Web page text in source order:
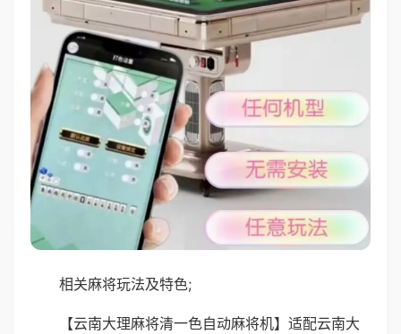
相关麻将玩法及特色;
【云南大理麻将清一色自动麻将机】适配云南大